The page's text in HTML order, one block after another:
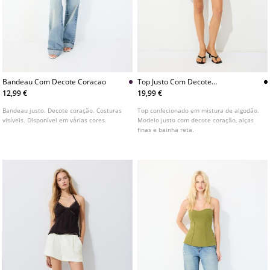
Bandeau Com Decote Coracao
12,99 €
Bandeau justo. Decote coração. Costuras
visíveis. Disponível em várias cores.
Top Justo Com Decote
Coracao
19,99 €
Top confecionado em mistura de algodão.
Modelo justo com decote coração, alças
finas e bainha reta.